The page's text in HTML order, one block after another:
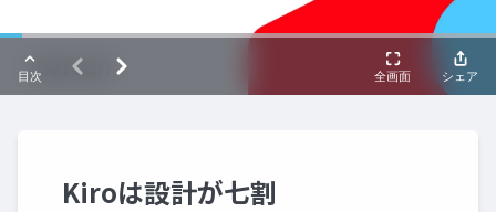
Kiroは設計が七割